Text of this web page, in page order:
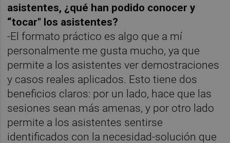
asistentes, ¿qué han podido conocer y
“tocar" los asistentes?
-El formato práctico es algo que a mí
personalmente me gusta mucho, ya que
permite a los asistentes ver demostraciones
y casos reales aplicados. Esto tiene dos
beneficios claros: por un lado, hace que las
sesiones sean más amenas, y por otro lado
permite a los asistentes sentirse
identificados con la necesidad-solución que